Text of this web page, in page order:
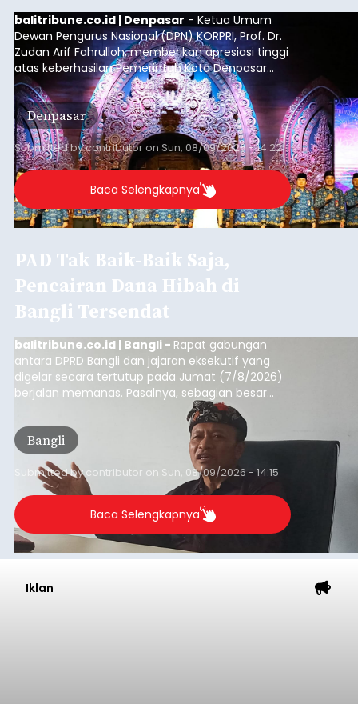
balitribune.co.id | Denpasar - Ketua Umum
Dewan Pengurus Nasional (DPN) KORPRI, Prof. Dr.
Zudan Arif Fahrulloh, memberikan apresiasi tinggi
atas keberhasilan Pemerintah Kota Denpasar
dan KORPRI Kota Denpasar dalam
mengimplementasikan program gotong royong
kepedulian sosial bertajuk "Sembagi Arutala".
Denpasar
Submitted bycontributoron Sun, 08/09/2026 - 14:22
Baca Selengkapnya
PAD Tak Baik-Baik Saja,
Pencairan Dana Hibah di
Bangli Tersendat
balitribune.co.id | Bangli - Rapat gabungan
antara DPRD Bangli dan jajaran eksekutif yang
digelar secara tertutup pada Jumat (7/8/2026)
berjalan memanas. Pasalnya, sebagian besar
dana hibah yang bersumber dari pokok-pokok
pikiran (pokok-pokok pikiran/pokir) dewan hasil
penjaringan aspirasi masyarakat saat reses tak
kunjung cair.
Bangli
Submitted bycontributor on Sun, 08/09/2026 - 14:15
Baca Selengkapnya
Iklan